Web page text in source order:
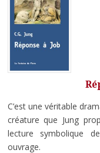
C’est une véritable
créature que Jung
lecture symbolique
ouvrage.